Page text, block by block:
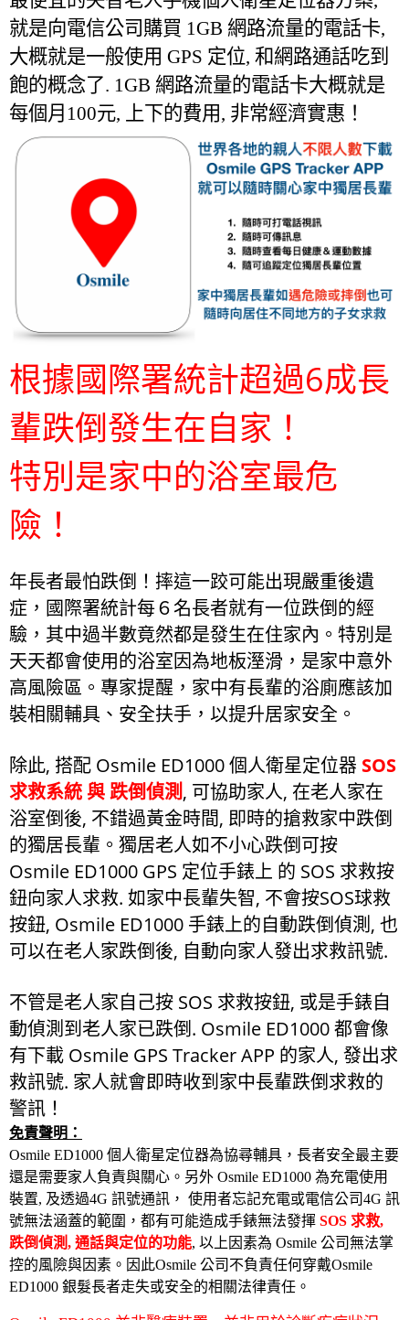
就是向電信公司購買 1GB 網路流量的電話卡,
大概就是一般使用 GPS 定位, 和網路通話吃到
飽的概念了. 1GB 網路流量的電話卡大概就是
每個月100元, 上下的費用, 非常經濟實惠！
根據國際署統計超過6成長
輩跌倒發生在自家！
特別是家中的浴室最危
險！
年長者最怕跌倒！摔這一跤可能出現嚴重後遺
症，國際署統計每６名長者就有一位跌倒的經
驗，其中過半數竟然都是發生在住家內。特別是
天天都會使用的浴室因為地板溼滑，是家中意外
高風險區。專家提醒，家中有長輩的浴廁應該加
裝相關輔具、安全扶手，以提升居家安全。
除此, 搭配 Osmile ED1000 個人衛星定位器 SOS
求救系統 與 跌倒偵測, 可協助家人, 在老人家在
浴室倒後, 不錯過黃金時間, 即時的搶救家中跌倒
的獨居長輩 。獨居老人如不小心跌倒可按
Osmile ED1000 GPS 定位手錶上 的 SOS 求救按
鈕向家人求救. 如家中長輩失智, 不會按SOS球救
按鈕, Osmile ED1000 手錶上的自動跌倒偵測, 也
可以在老人家跌倒後, 自動向家人發出求救訊號.
不管是老人家自己按 SOS 求救按鈕, 或是手錶自
動偵測到老人家已跌倒. Osmile ED1000 都會像
有下載 Osmile GPS Tracker APP 的家人, 發出求
救訊號. 家人就會即時收到家中長輩跌倒求救的
警訊！
免責聲明：
Osmile ED1000 個人衛星定位器為協尋輔具，長者安全最主要
還是需要家人負責與關心。另外 Osmile ED1000 為充電使用
裝置, 及透過4G 訊號通訊， 使用者忘記充電或電信公司4G 訊
號無法涵蓋的範圍，都有可能造成手錶無法發揮 SOS 求救,
跌倒偵測, 通話與定位的功能, 以上因素為 Osmile 公司無法掌
控的風險與因素。因此Osmile 公司不負責任何穿戴Osmile
ED1000 銀髮長者走失或安全的相關法律責任。